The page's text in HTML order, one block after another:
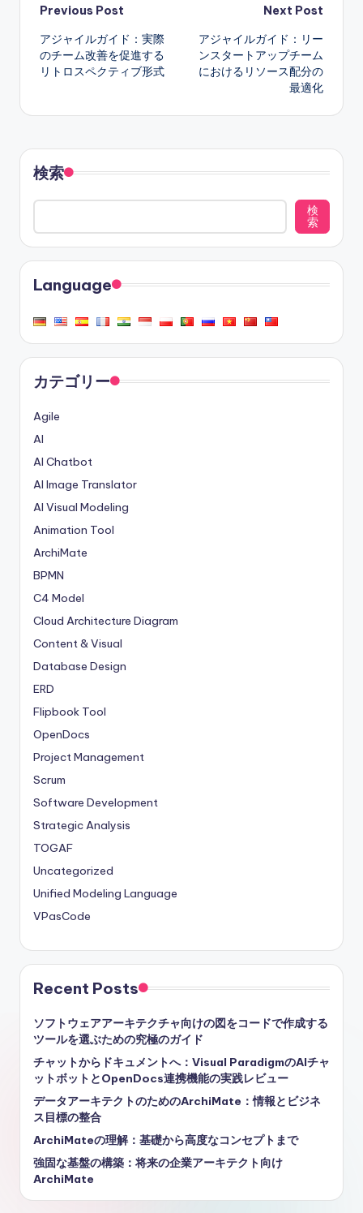
Post
navigation
Previous Post
アジャイルガイド：実際
のチーム改善を促進する
リトロスペクティブ形式
Next Post
アジャイルガイド：リー
ンスタートアップチーム
におけるリソース配分の
最適化
検索
検
索
Language
カテゴリー
Agile
AI
AI Chatbot
AI Image Translator
AI Visual Modeling
Animation Tool
ArchiMate
BPMN
C4 Model
Cloud Architecture Diagram
Content & Visual
Database Design
ERD
Flipbook Tool
OpenDocs
Project Management
Scrum
Software Development
Strategic Analysis
TOGAF
Uncategorized
Unified Modeling Language
VPasCode
Recent Posts
ソフトウェアアーキテクチャ向けの図をコードで作成する
ツールを選ぶための究極のガイド
チャットからドキュメントへ：Visual ParadigmのAIチャ
ットボットとOpenDocs連携機能の実践レビュー
データアーキテクトのためのArchiMate：情報とビジネ
ス目標の整合
ArchiMateの理解：基礎から高度なコンセプトまで
強固な基盤の構築：将来の企業アーキテクト向け
ArchiMate